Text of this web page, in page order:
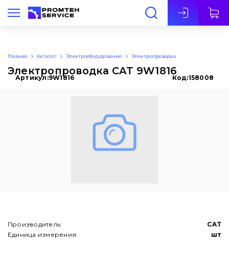
Рус
Главная Каталог Электрооборудование Электропроводка
Электропроводка CAT 9W1816
Артикул:9W1816 Код:158008
Производитель:
CAT
Единица измерения:
шт